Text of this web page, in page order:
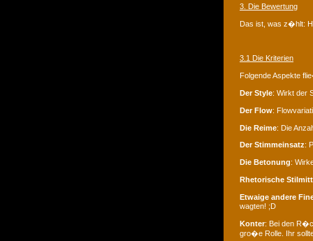
3. Die Bewertung
Das ist, was z�hlt:
3.1 Die Kriterien
Folgende Aspekte
Der Style: Wirkt der
Der Flow:
Die Reime: Die
Der Stimmeinsatz:
Die Betonung:
Rhetorische
Etwaige andere
wagten! ;D
Konter: Bei den
gro�e Rolle. Ihr